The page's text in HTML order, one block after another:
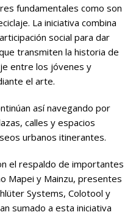
fundamentales como son
La iniciativa combina
social para dar
transmiten la historia de
entre los jóvenes y
el arte.
así navegando por
calles y espacios
urbanos itinerantes.
el respaldo de importantes
Mapei y Mainzu, presentes
Systems, Colotool y
sumado a esta iniciativa